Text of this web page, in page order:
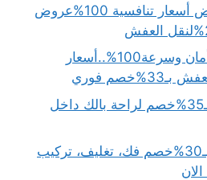
حقين نقل عفش بالرياض أسعار تنافسية 100%عروض
دينات نقل عفش جدة أمان وسرعة100%..أسعار
فوري
نقل عفش داخل جده بـ35%خصم لراحة بالك داخل
سيارة نقل عفش مكة بـ30%خصم فك، تغليف، تركيب